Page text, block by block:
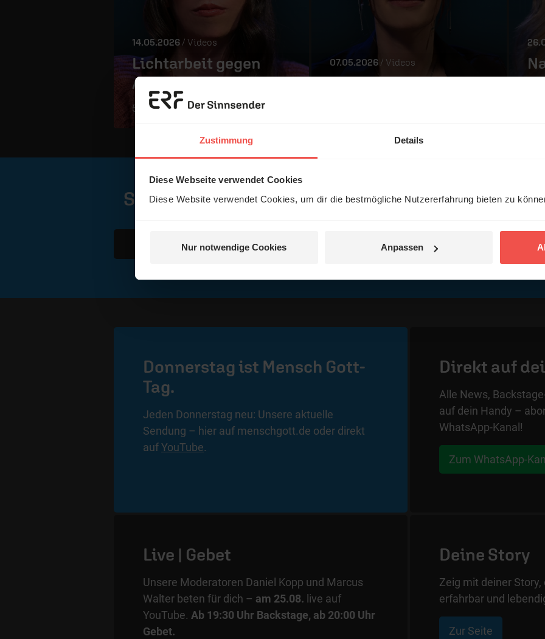
Zustimmung Details
Diese Webseite verwendet Cookies
Diese Website verwendet Cookies, um dir die bestmögliche Nutzererfahrung bieten zu
Nur notwendige Cookies Anpassen
14.05.2026 / Videos
Lichtarbeit gegen
Angst?
57:39 Min.
07.05.2026 / Videos
Mein hartes Herz
Suche
Donnerstag ist Mensch Gott-
Tag.
Jeden Donnerstag neu: Unsere aktuelle
Sendung – hier auf menschgott.de oder direkt
aufYouTube.
Direkt auf
Alle News,
auf dein Handy –
WhatsApp-Kanal!
Zum WhatsApp-
Live | Gebet
Unsere Moderatoren Daniel Kopp und Marcus
Walter beten für dich – am 25.08. live auf
YouTube. Ab 19:30 Uhr Backstage, ab 20:00 Uhr
Gebet.
Deine Story
Zeig mit deiner
erfahrbar und
Zur Seite